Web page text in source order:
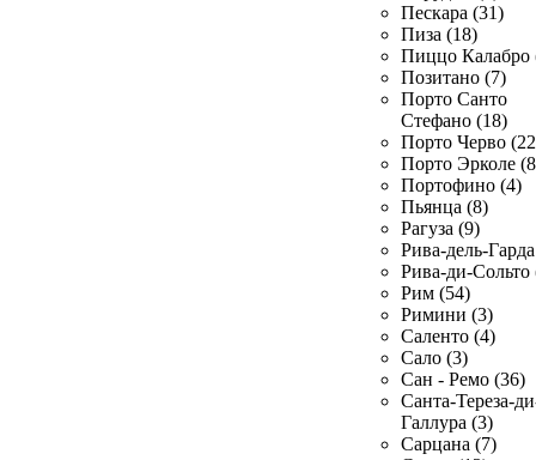
Пескара (31)
Пиза (18)
Пиццо Калабро
Позитано (7)
Порто Санто
Стефано (18)
Порто Черво
Порто Эрколе
Портофино (4)
Пьянца (8)
Рагуза (9)
Рива-дель-
Рива-ди-Сольто
Рим (54)
Римини (3)
Саленто (4)
Сало (3)
Сан - Ремо (36)
Санта-Тереза-
Галлура (3)
Сарцана (7)